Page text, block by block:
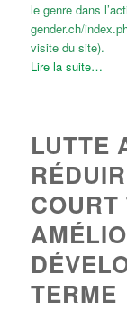
le genre dans
gender.ch/
visite du site).
Lire la suite…
LUTTE
TERME